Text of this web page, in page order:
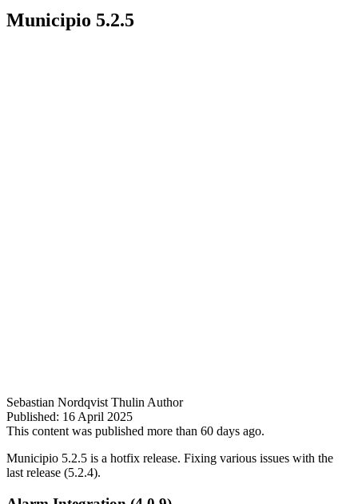
Municipio 5.2.5
Sebastian Nordqvist Thulin Author
Published: 16 April 2025
This content was published more than 60 days ago.
Municipio 5.2.5 is a hotfix release. Fixing various issues with the
last release (5.2.4).